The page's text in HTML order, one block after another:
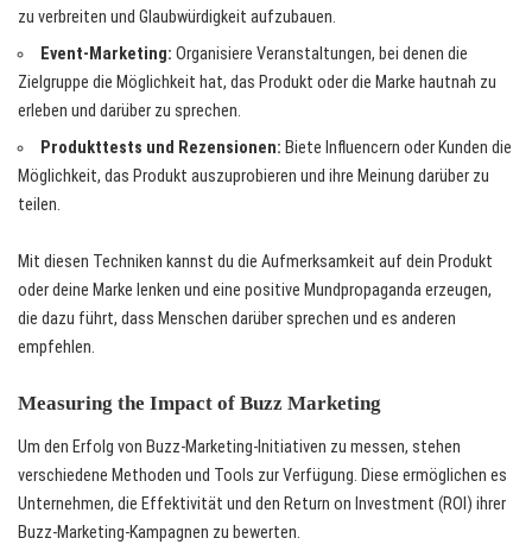
zu verbreiten und Glaubwürdigkeit aufzubauen.
Event-Marketing: Organisiere Veranstaltungen, bei denen die
Zielgruppe die Möglichkeit hat, das Produkt oder die Marke hautnah zu
erleben und darüber zu sprechen.
Produkttests und Rezensionen: Biete Influencern oder Kunden die
Möglichkeit, das Produkt auszuprobieren und ihre Meinung darüber zu
teilen.
Mit diesen Techniken kannst du die Aufmerksamkeit auf dein Produkt
oder deine Marke lenken und eine positive Mundpropaganda erzeugen,
die dazu führt, dass Menschen darüber sprechen und es anderen
empfehlen.
Measuring the Impact of Buzz Marketing
Um den Erfolg von Buzz-Marketing-Initiativen zu messen, stehen
verschiedene Methoden und Tools zur Verfügung. Diese ermöglichen es
Unternehmen, die Effektivität und den Return on Investment (ROI) ihrer
Buzz-Marketing-Kampagnen zu bewerten.